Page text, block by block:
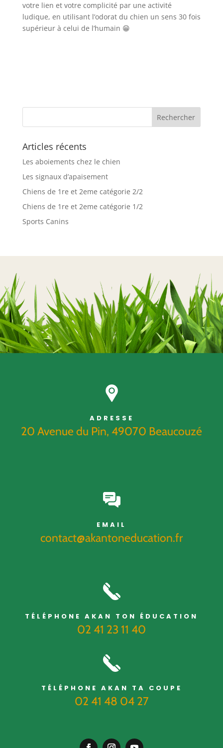
votre lien et votre complicité par une activité
ludique, en utilisant l’odorat du chien un sens 30 fois
supérieur à celui de l’humain 😁
Articles récents
Les aboiements chez le chien
Les signaux d’apaisement
Chiens de 1re et 2eme catégorie 2/2
Chiens de 1re et 2eme catégorie 1/2
Sports Canins
ADRESSE
20 Avenue du Pin, 49070 Beaucouzé
EMAIL
contact@akantoneducation.fr
TÉLÉPHONE AKAN TON ÉDUCATION
02 41 23 11 40
TÉLÉPHONE AKAN TA COUPE
02 41 48 04 27